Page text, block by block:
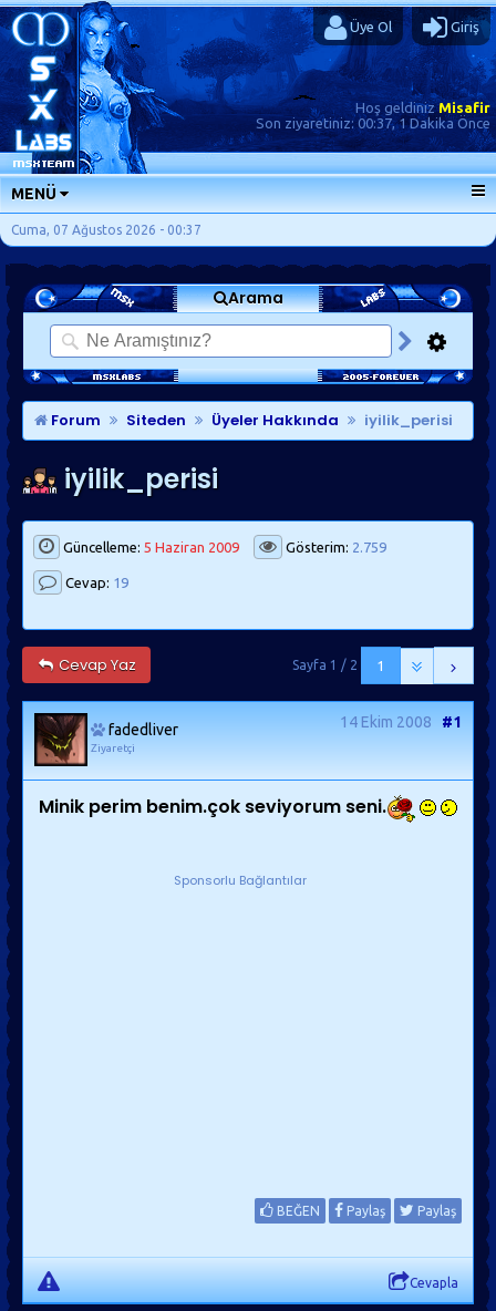
Üye Ol Giriş
Hoş geldinizMisafir
Son ziyaretiniz: 00:37, 1 Dakika Önce
MENÜ
ANA SAYFA
FORUMLAR
SORU-CEVAP
GÜNLÜKLER
SON MESAJLAR
KISAYOLLAR
Cuma, 07 Ağustos 2026 - 00:37
Arama
Forum Siteden Üyeler Hakkında iyilik_perisi
iyilik_perisi
Güncelleme: 5 Haziran 2009 Gösterim: 2.759
Cevap: 19
Cevap Yaz 1
Sayfa 1 / 2
fadedliver
Ziyaretçi
14 Ekim 2008 #1
Minik perim benim.çok seviyorum seni.
Sponsorlu Bağlantılar
BEĞEN Paylaş Paylaş
Cevapla